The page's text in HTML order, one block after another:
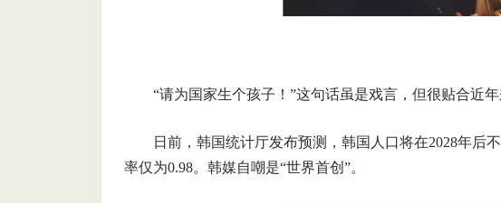
“请为国家生个孩子！”这句话虽是戏言，但很贴合近年
日前，韩国统计厅发布预测，韩国人口将在2028年后
率仅为0.98。韩媒自嘲是“世界首创”。